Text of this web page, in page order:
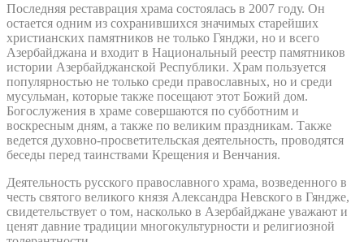
Последняя реставрация храма состоялась в 2007 году. Он
остается одним из сохранившихся значимых старейших
христианских памятников не только Гянджи, но и всего
Азербайджана и входит в Национальный реестр памятников
истории Азербайджанской Республики. Храм пользуется
популярностью не только среди православных, но и среди
мусульман, которые также посещают этот Божий дом.
Богослужения в храме совершаются по субботним и
воскресным дням, а также по великим праздникам. Также
ведется духовно-просветительская деятельность, проводятся
беседы перед таинствами Крещения и Венчания.
Деятельность русского православного храма, возведенного в
честь святого великого князя Александра Невского в Гяндже,
свидетельствует о том, насколько в Азербайджане уважают и
ценят давние традиции многокультурности и религиозной